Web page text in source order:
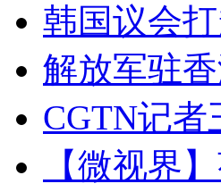
韩国议会
解放军驻
CGTN记者
【微视界